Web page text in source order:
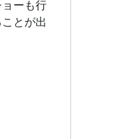
ーも行
とが出